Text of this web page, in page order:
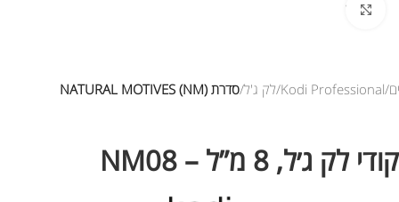
לחץ להגדלת התמונה
Kodi Professional לק ג'ל סדרת NATURAL MOTIVES (NM)
קודי לק ג׳ל, 8 מ”ל – NM08